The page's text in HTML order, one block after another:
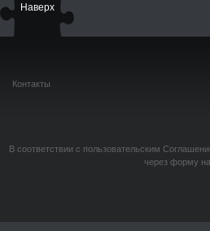
Наверх
Контакты
В соответствии с пользовательским
через форму